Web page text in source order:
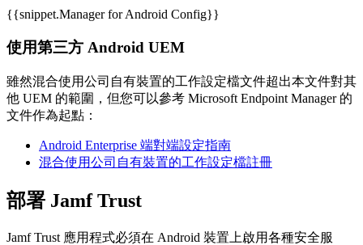
{{snippet.Manager for Android Config}}
使用第三方 Android UEM
雖然混合使用公司自有裝置的工作設定檔文件超出本文件對其
他 UEM 的範圍，但您可以參考 Microsoft Endpoint Manager 的
文件作為起點：
Android Enterprise 端對端設定指南
混合使用公司自有裝置的工作設定檔註冊
部署 Jamf Trust
Jamf Trust 應用程式必須在 Android 裝置上啟用各種安全服